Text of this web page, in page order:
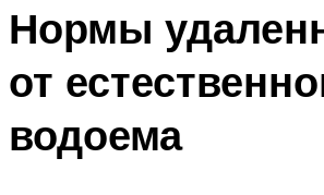
Нормы
от
водоема